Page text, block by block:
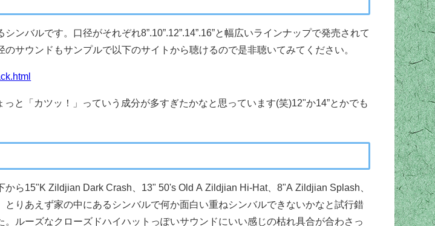
ンバルです。口径がそれぞれ8”.10”.12”.14”.16”と幅広いラインナップで発売されて
サウンドもサンプルで以下のサイトから聴けるので是非聴いてみてください。
と「カツッ！」っていう成分が多すぎたかなと思っています(笑)12"か14”とかでも
ら15"K Zildjian Dark Crash、13" 50's Old A Zildjian Hi-Hat、8"A Zildjian Splash、
りあえず家の中にあるシンバルで何か面白い重ねシンバルできないかなと試行錯
ルーズなクローズドハイハットっぽいサウンドにいい感じの枯れ具合が合わさっ